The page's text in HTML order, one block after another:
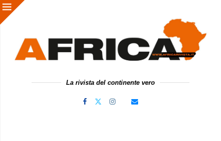
La rivista del continente vero